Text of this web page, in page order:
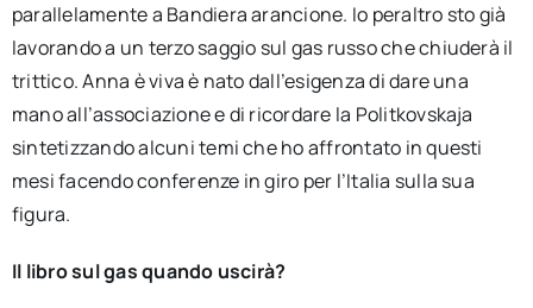
parallelamente a Bandiera arancione. Io peraltro sto già
lavorando a un terzo saggio sul gas russo che chiuderà il
trittico. Anna è viva è nato dall’esigenza di dare una
mano all’associazione e di ricordare la Politkovskaja
sintetizzando alcuni temi che ho affrontato in questi
mesi facendo conferenze in giro per l’Italia sulla sua
figura.
Il libro sul gas quando uscirà?